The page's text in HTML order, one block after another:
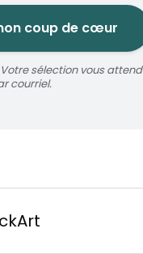
coup de cœur
sélection vous attend
courriel.